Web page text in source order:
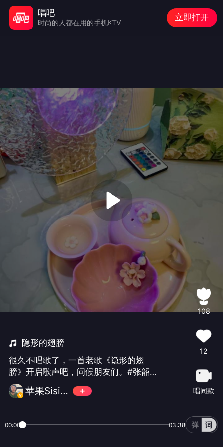
隐形的翅膀
很久不唱歌了，一首老歌《隐形的翅
膀》开启歌声吧，问候朋友们。#张韶涵
#
苹果Sisi🍎🍎
108
12
唱同款
00:00 03:38
唱吧
时尚的人都在用的手机KTV
立即打开